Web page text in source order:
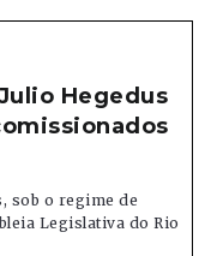
Hegedus
sob o regime de
Legislativa do Rio